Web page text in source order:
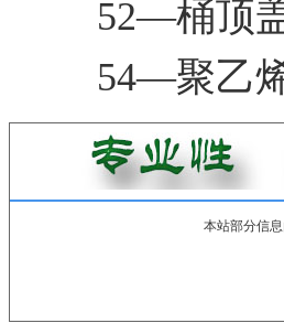
52—桶顶
54—聚乙
本站部分信